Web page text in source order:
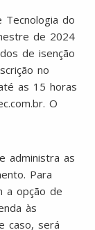
Tecnologia do
de 2024
de isenção
no
as 15 horas
O
administra as
Para
a opção de
às
caso, será